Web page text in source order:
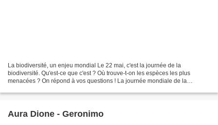
La biodiversité, un enjeu mondial Le 22 mai, c'est la journée de la
biodiversité. Qu'est-ce que c'est ? Où trouve-t-on les espèces les plus
menacées ? On répond à vos questions ! La journée mondiale de la
Aura Dione - Geronimo